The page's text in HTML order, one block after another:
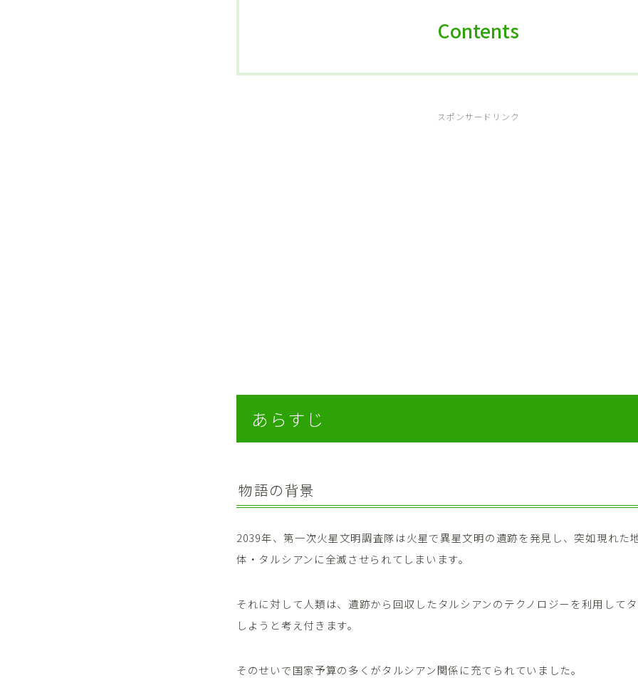
Contents
スポンサードリンク
あらすじ
物語の背景
2039年、第一次火星文明調査隊は火星で異星文明の遺跡を発見し、突如現れた
体・タルシアンに全滅させられてしまいます。
それに対して人類は、遺跡から回収したタルシアンのテクノロジーを利用して
しようと考え付きます。
そのせいで国家予算の多くがタルシアン関係に充てられていました。